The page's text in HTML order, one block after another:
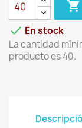

 En stock
La cantidad
producto es 40.